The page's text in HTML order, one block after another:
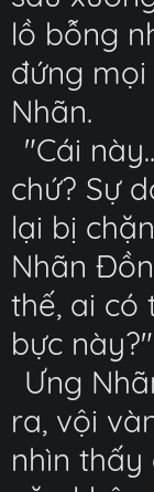
lồ bỗng
đứng mọi
Nhãn.
"Cái
chứ? Sự
lại bị
Nhãn
thế, ai có
bực này?"
Ưng
ra, vội
nhìn